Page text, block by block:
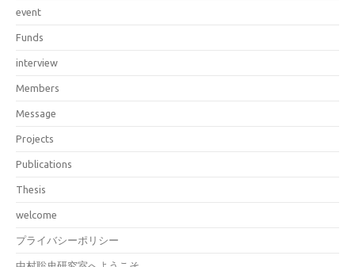
event
Funds
interview
Members
Message
Projects
Publications
Thesis
welcome
プライバシーポリシー